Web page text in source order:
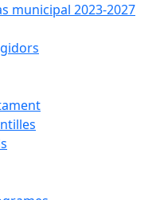
municipal 2023-2027